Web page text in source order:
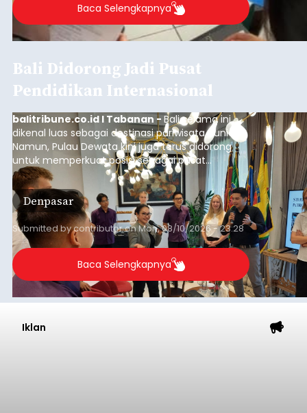
Baca Selengkapnya
Bali Didorong Jadi Pusat
Pendidikan Internasional
balitribune.co.id I Tabanan - Bali selama ini
dikenal luas sebagai destinasi pariwisata dunia.
Namun, Pulau Dewata kini juga terus didorong
untuk memperkuat posisi sebagai pusat
pendidikan internasional atau "education hub".
Denpasar
Submitted bycontributoronMon, 08/10/2026 - 23:28
Baca Selengkapnya
Iklan